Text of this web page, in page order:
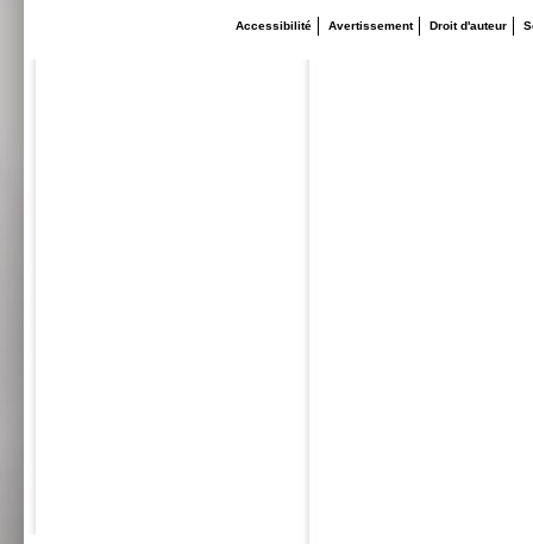
Accessibilité Avertissement Droit d'auteur